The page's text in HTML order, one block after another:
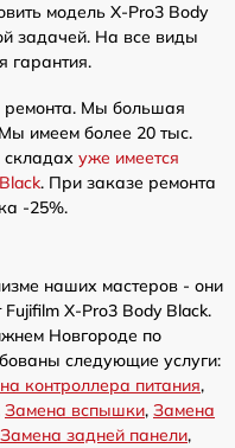
модель X-Pro3 Body
задачей. На все виды
гарантия.
ремонта. Мы большая
имеем более 20 тыс.
уже имеется
. При заказе ремонта
-25%.
наших мастеров - они
X-Pro3 Body Black.
Новгороде по
следующие услуги:
контроллера питания,
Замена вспышки, Замена
Замена задней панели,